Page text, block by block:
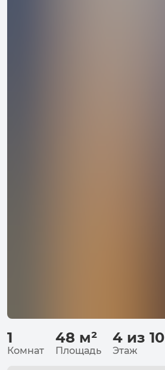
1
Комнат
48 м²
Площадь
4 из 10
Этаж